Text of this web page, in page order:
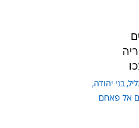
בני יהודה
אל פאחם